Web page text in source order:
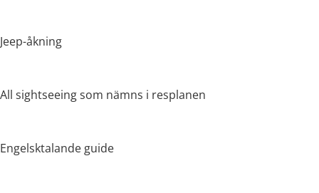
Jeep-åkning
All sightseeing som nämns i resplanen
Engelsktalande guide